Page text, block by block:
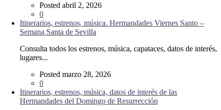
Posted abril 2, 2026
0
Itinerarios, estrenos, música. Hermandades Viernes Santo –
Semana Santa de Sevilla
Consulta todos los estrenos, música, capataces, datos de interés,
lugares...
Posted marzo 28, 2026
0
Itinerarios, estrenos, música, datos de interés de las
Hermandades del Domingo de Resurrección